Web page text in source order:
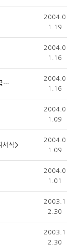
2004.0
1.19
2004.0
1.16
…
2004.0
1.16
2004.0
1.09
서식>
2004.0
1.09
2004.0
1.01
2003.1
2.30
2003.1
2.30